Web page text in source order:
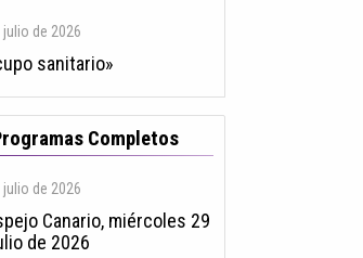
julio de 2026
sanitario»
Completos
julio de 2026
Canario, miércoles 29
de 2026